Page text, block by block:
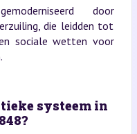
door
die leidden tot
sociale wetten voor
systeem in